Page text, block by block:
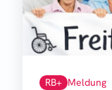
RB+ Meldung